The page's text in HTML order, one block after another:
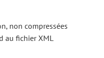
non compressées
au fichier XML